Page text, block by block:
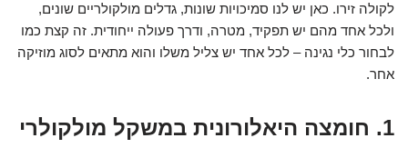
לקולה זירו. כאן יש לנו סמיכויות שונות, גדלים מולקולריים שונים,
ולכל אחד מהם יש תפקיד, מטרה, ודרך פעולה ייחודית. זה קצת כמו
לבחור כלי נגינה – לכל אחד יש צליל משלו והוא מתאים לסוג מוזיקה
אחר.
1. חומצה היאלורונית במשקל מולקולרי